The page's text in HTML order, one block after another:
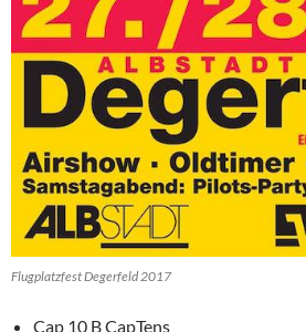
Flugplatzfest Degerfeld 2017
Cap 10 B CapTens